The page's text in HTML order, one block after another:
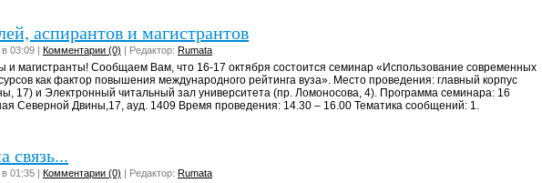
аспирантов и магистрантов
03:09 | Комментарии (0) | Редактор: Rumata
магистранты! Сообщаем Вам, что 16-17 октября состоится семинар «Использование современных
как фактор повышения международного рейтинга вуза». Место проведения: главный корпус
17) и Электронный читальный зал университета (пр. Ломоносова, 4). Программа семинара: 16
Северной Двины,17, ауд. 1409 Время проведения: 14.30 – 16.00 Тематика сообщений: 1.
связь...
01:35 | Комментарии (0) | Редактор: Rumata